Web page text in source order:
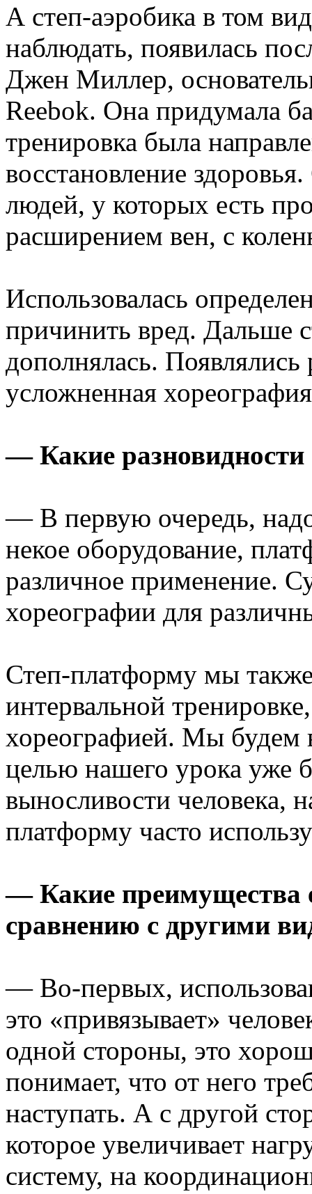
А степ-аэробика в том
наблюдать, появилась
Джен Миллер,
Reebok. Она придумала
тренировка была
восстановление
людей, у которых есть
расширением вен, с
Использовалась
причинить вред. Дальше
дополнялась.
усложненная
— Какие разновидности
— В первую очередь,
некое оборудование,
различное применение.
хореографии для
Степ-платформу мы
интервальной
хореографией. Мы будем
целью нашего урока уже
выносливости человека,
платформу часто
— Какие преимущества
сравнению с другими
— Во-первых,
это «привязывает»
одной стороны, это
понимает, что от него
наступать. А с другой
которое увеличивает
систему, на